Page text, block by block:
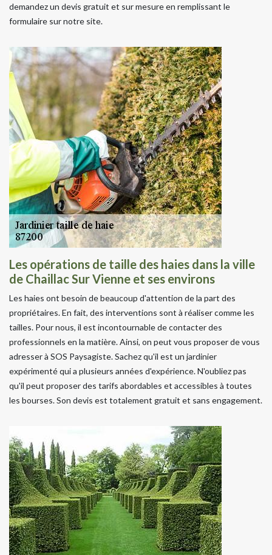
demandez un devis gratuit et sur mesure en remplissant le
formulaire sur notre site.
Les opérations de taille des haies dans la ville
de Chaillac Sur Vienne et ses environs
Les haies ont besoin de beaucoup d'attention de la part des
propriétaires. En fait, des interventions sont à réaliser comme les
tailles. Pour nous, il est incontournable de contacter des
professionnels en la matière. Ainsi, on peut vous proposer de vous
adresser à SOS Paysagiste. Sachez qu'il est un jardinier
expérimenté qui a plusieurs années d'expérience. N'oubliez pas
qu'il peut proposer des tarifs abordables et accessibles à toutes
les bourses. Son devis est totalement gratuit et sans engagement.